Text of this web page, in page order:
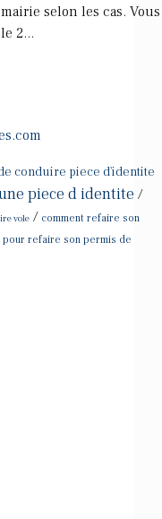
selon les cas. Vous
2...
conduire piece d'identite
piece d identite /
vole / comment refaire son
pour refaire son permis de